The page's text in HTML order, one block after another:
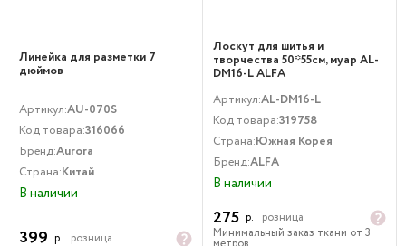
Линейка для разметки 7
дюймов
Артикул:AU-070S
Код товара:316066
Бренд:Aurora
Страна:Китай
В наличии
399 р. розница
Лоскут для шитья и
творчества 50*55см, муар AL-
DM16-L ALFA
Артикул:AL-DM16-L
Код товара:319758
Страна:Южная Корея
Бренд:ALFA
В наличии
275 р.
розница
Минимальный заказ ткани от 3